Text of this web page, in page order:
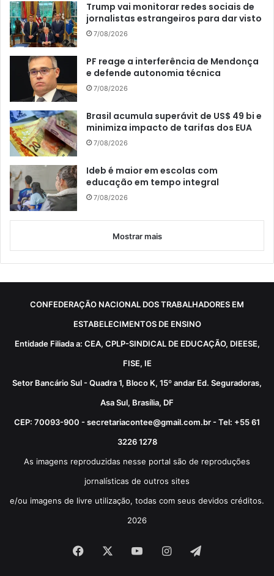
Trump vai monitorar redes sociais de
jornalistas estrangeiros para dar visto
7/08/2026
PF reage a interferência de Mendonça
e defende autonomia técnica
7/08/2026
Brasil acumula superávit de US$ 49 bi e
minimiza impacto de tarifas dos EUA
7/08/2026
Ideb é maior em escolas com
educação em tempo integral
7/08/2026
Mostrar mais
CONFEDERAÇÃO NACIONAL DOS TRABALHADORES EM
ESTABELECIMENTOS DE ENSINO
Entidade Filiada a: CEA, CPLP-SINDICAL DE EDUCAÇÃO, DIEESE,
FISE, IE
Setor Bancário Sul - Quadra 1, Bloco K, 15º andar Ed. Seguradoras,
Asa Sul, Brasília, DF
CEP: 70093-900 - secretariacontee@gmail.com.br - Tel: +55 61
3226 1278
As imagens reproduzidas nesse portal são de reproduções
jornalísticas de outros sites
e/ou imagens de livre utilização, todas com seus devidos créditos.
2026
Facebook YouTubeInstagram